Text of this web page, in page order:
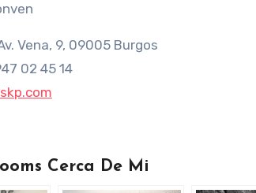
Vena, 9, 09005 Burgos
02 45 14
Cerca De Mi